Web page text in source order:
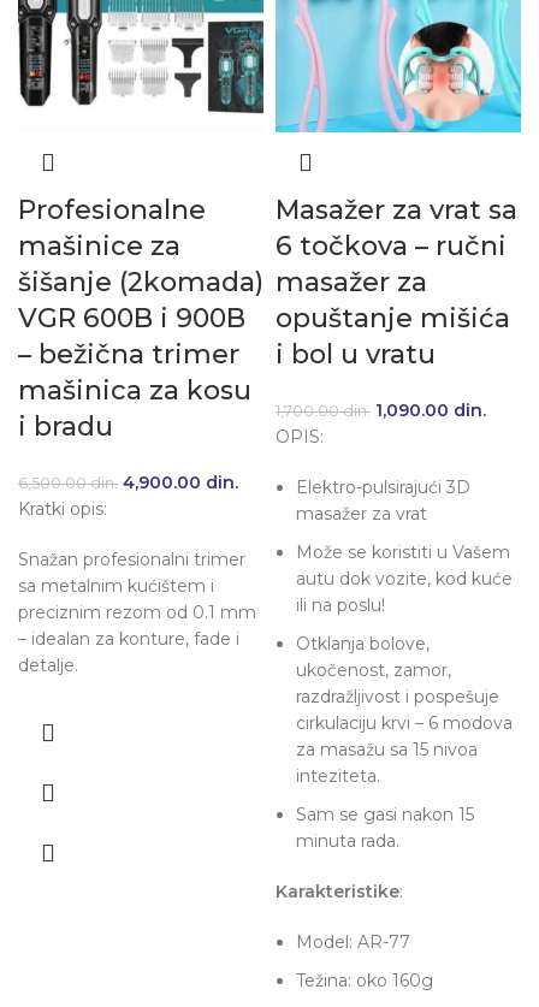
Profesionalne
mašinice za
šišanje (2komada)
VGR 600B i 900B
– bežična trimer
mašinica za kosu
i bradu
6,500.00din. Originalna cena je bila: 6,500.00 din..
4,900.00 din. Trenutna cena je: 4,900.00 din..
Kratki opis:
Snažan profesionalni trimer
sa metalnim kućištem i
preciznim rezom od 0.1 mm
– idealan za konture, fade i
detalje.
Masažer za vrat sa
6 točkova – ručni
masažer za
opuštanje mišića
i bol u vratu
1,700.00din. Originalna cena je
1,090.00 din.
OPIS:
Elektro-pulsirajući 3D
masažer za vrat
Može se koristiti u Vašem
autu dok vozite, kod kuće
ili na poslu!
Otklanja bolove,
ukočenost, zamor,
razdražljivost i pospešuje
cirkulaciju krvi – 6 modova
za masažu sa 15 nivoa
inteziteta.
Sam se gasi nakon 15
minuta rada.
Karakteristike:
Model: AR-77
Težina: oko 160g